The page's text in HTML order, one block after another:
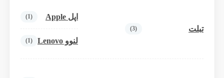
تبلت (3)
اپل Apple (1)
لنوو Lenovo (1)